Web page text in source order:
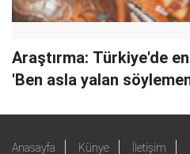
Araştırma: Türkiye'de
'Ben asla yalan
Anasayfa Künye İletişim